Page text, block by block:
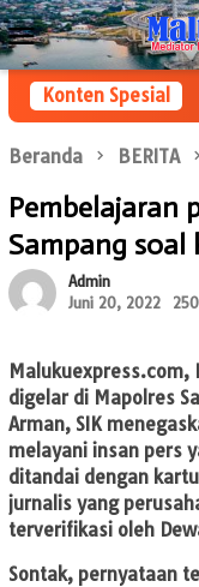
Loncat
ke
konten
Menu
Mobile
Konten Spesial
Beranda BERITA
Pembelajaran
Sampang
Admin
Juni 20, 2022
Malukuexpress.com,
digelar di Mapolres
Arman, SIK
melayani insan pers
ditandai dengan
jurnalis yang
terverifikasi oleh
Sontak, pernyataan